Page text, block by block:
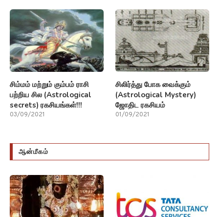
சிம்மம் மற்றும் கும்பம் ராசி
பற்றிய சில (Astrological
secrets) ரகசியங்கள்!!!
03/09/2021
சிலிர்த்து போக வைக்கும்
(Astrological Mystery)
ஜோதிட ரகசியம்
01/09/2021
ஆன்மீகம்